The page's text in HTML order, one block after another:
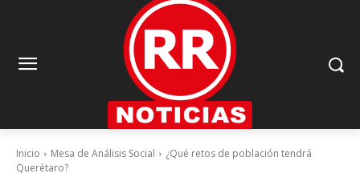
Inicio Mesa de Análisis Social
¿Qué retos de población tendrá
Querétaro?